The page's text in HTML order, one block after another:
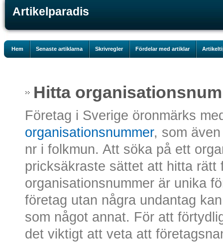
Artikelparadis
Hem Senaste artiklarna Skrivregler Fördelar med artiklar
Hitta
Företag i Sverige öronmärks
organisationsnummer, som
nr i folkmun. Att söka på ett
pricksäkraste sättet att hitta rätt
organisationsnummer är unika
företag utan några undantag
som något annat. För att
det viktigt att veta att